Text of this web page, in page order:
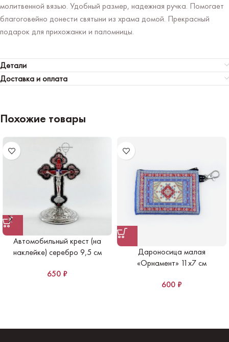
молитвенной вязью. Удобный размер, надежная ручка. Помогает
благоговейно донести святыни из храма домой. Прекрасный
подарок для прихожанки и паломницы.
Детали
Доставка и оплата
Похожие товары
Автомобильный крест (на
наклейке) серебро 9,5 см
650 ₽
Дароносица малая
«Орнамент» 11х7 см
600 ₽